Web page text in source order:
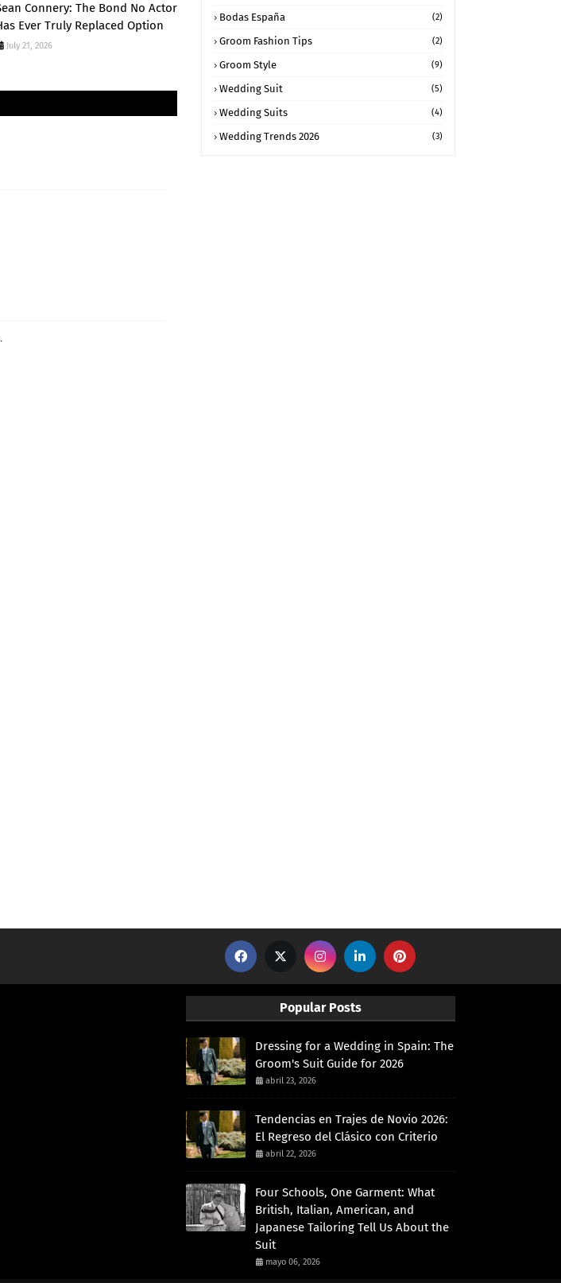
Connery: The Bond No Actor
Ever Truly Replaced Option
July 21, 2026
Bodas España (2)
Groom Fashion Tips (2)
Groom Style (9)
Wedding Suit (5)
Wedding Suits (4)
Wedding Trends 2026 (3)
Popular Posts
Dressing for a Wedding in Spain: The
Groom's Suit Guide for 2026
abril 23, 2026
Tendencias en Trajes de Novio 2026:
El Regreso del Clásico con Criterio
abril 22, 2026
Four Schools, One Garment: What
British, Italian, American, and
Japanese Tailoring Tell Us About the
Suit
mayo 06, 2026